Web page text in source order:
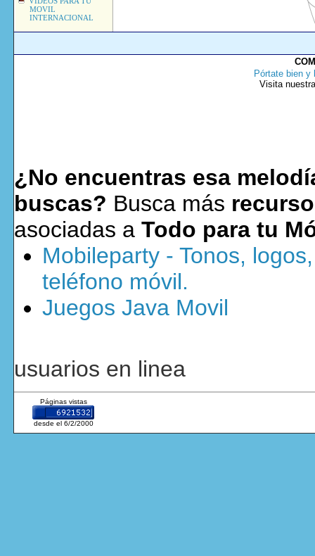
MOVIL
INTERNACIONAL
Pórtate bien y
Visita
¿No encuentras esa
buscas? Busca más
asociadas a Todo para tu
Mobileparty - Tonos,
teléfono móvil.
Juegos Java Movil
usuarios en linea
Páginas vistas
desde el 6/2/2000